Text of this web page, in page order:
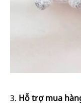
Hỗ trợ mua